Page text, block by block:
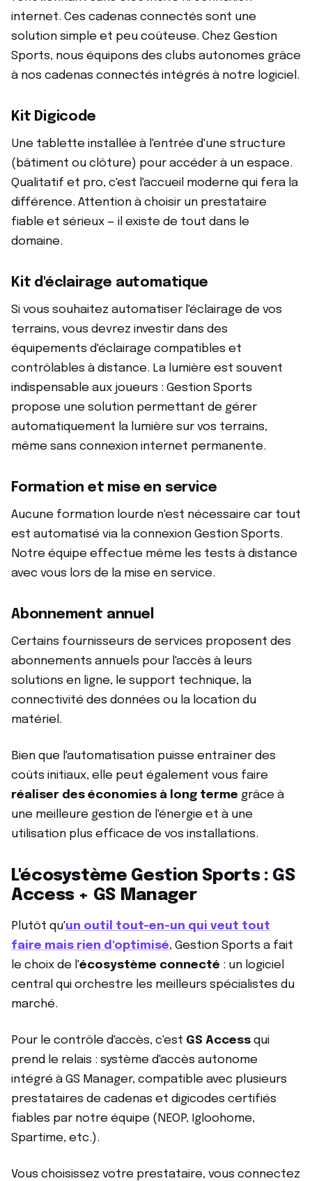
internet. Ces cadenas connectés sont une
solution simple et peu coûteuse. Chez Gestion
Sports, nous équipons des clubs autonomes grâce
à nos cadenas connectés intégrés à notre logiciel.
Kit Digicode
Une tablette installée à l'entrée d'une structure
(bâtiment ou clôture) pour accéder à un espace.
Qualitatif et pro, c'est l'accueil moderne qui fera la
différence. Attention à choisir un prestataire
fiable et sérieux — il existe de tout dans le
domaine.
Kit d'éclairage automatique
Si vous souhaitez automatiser l'éclairage de vos
terrains, vous devrez investir dans des
équipements d'éclairage compatibles et
contrôlables à distance. La lumière est souvent
indispensable aux joueurs : Gestion Sports
propose une solution permettant de gérer
automatiquement la lumière sur vos terrains,
même sans connexion internet permanente.
Formation et mise en service
Aucune formation lourde n'est nécessaire car tout
est automatisé via la connexion Gestion Sports.
Notre équipe effectue même les tests à distance
avec vous lors de la mise en service.
Abonnement annuel
Certains fournisseurs de services proposent des
abonnements annuels pour l'accès à leurs
solutions en ligne, le support technique, la
connectivité des données ou la location du
matériel.
Bien que l'automatisation puisse entraîner des
coûts initiaux, elle peut également vous faire
réaliser des économies à long terme grâce à
une meilleure gestion de l'énergie et à une
utilisation plus efficace de vos installations.
L'écosystème Gestion Sports : GS
Access + GS Manager
Plutôt qu'un outil tout-en-un qui veut tout
faire mais rien d'optimisé, Gestion Sports a fait
le choix de l'écosystème connecté : un logiciel
central qui orchestre les meilleurs spécialistes du
marché.
Pour le contrôle d'accès, c'est GS Access qui
prend le relais : système d'accès autonome
intégré à GS Manager, compatible avec plusieurs
prestataires de cadenas et digicodes certifiés
fiables par notre équipe (NEOP, Igloohome,
Spartime, etc.).
Vous choisissez votre prestataire, vous connectez